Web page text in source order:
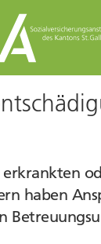
haben